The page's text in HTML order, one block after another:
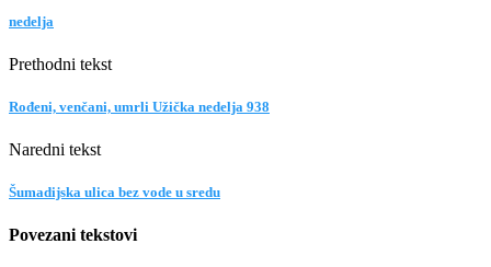
nedelja
Prethodni tekst
Rođeni, venčani, umrli Užička nedelja 938
Naredni tekst
Šumadijska ulica bez vode u sredu
Povezani tekstovi